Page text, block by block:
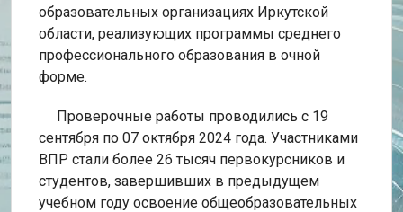
образовательных организациях Иркутской
области, реализующих программы среднего
профессионального образования в очной
форме.
Проверочные работы проводились с 19
сентября по 07 октября 2024 года. Участниками
ВПР стали более 26 тысяч первокурсников и
студентов, завершивших в предыдущем
учебном году освоение общеобразовательных